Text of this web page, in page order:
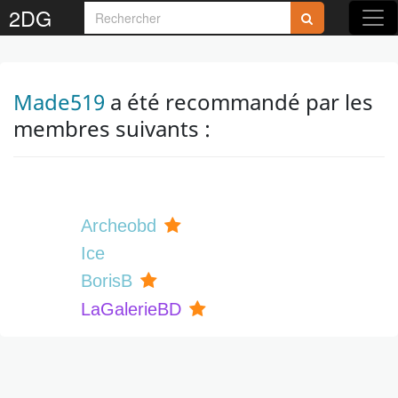
2DG
Made519 a été recommandé par les
membres suivants :
Archeobd
Ice
BorisB
LaGalerieBD